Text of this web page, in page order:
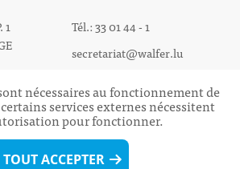
1
Tél.: 33 01 44 - 1
secretariat@walfer.lu
nécessaires au fonctionnement de
services externes nécessitent
pour fonctionner.
TOUT ACCEPTER